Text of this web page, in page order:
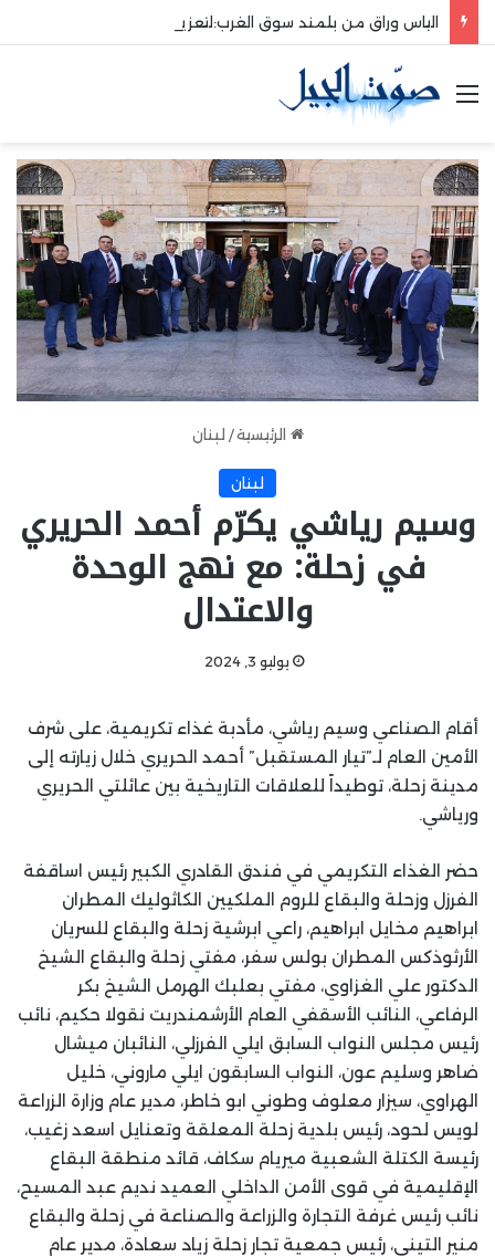
القائمة
الرئيسية / لبنان
لبنان
وسيم رياشي يكرّم أحمد الحريري
في زحلة: مع نهج الوحدة
والاعتدال
يوليو 3, 2024
أقام الصناعي وسيم رياشي، مأدبة غذاء تكريمية، على شرف
الأمين العام لـ”تيار المستقبل” أحمد الحريري خلال زيارته إلى
مدينة زحلة، توطيداً للعلاقات التاريخية بين عائلتي الحريري
ورياشي.
حضر الغذاء التكريمي في فندق القادري الكبير رئيس اساقفة
الفرزل وزحلة والبقاع للروم الملكيين الكاثوليك المطران
ابراهيم مخايل ابراهيم، راعي ابرشية زحلة والبقاع للسريان
الأرثوذكس المطران بولس سفر، مفتي زحلة والبقاع الشيخ
الدكتور علي الغزاوي، مفتي بعلبك الهرمل الشيخ بكر
الرفاعي، النائب الأسقفي العام الأرشمندريت نقولا حكيم، نائب
رئيس مجلس النواب السابق ايلي الفرزلي، النائبان ميشال
ضاهر وسليم عون، النواب السابقون ايلي ماروني، خليل
الهراوي، سيزار معلوف وطوني ابو خاطر، مدير عام وزارة الزراعة
لويس لحود، رئيس بلدية زحلة المعلقة وتعنايل اسعد زغيب،
رئيسة الكتلة الشعبية ميريام سكاف، قائد منطقة البقاع
الإقليمية في قوى الأمن الداخلي العميد نديم عبد المسيح،
نائب رئيس غرفة التجارة والزراعة والصناعة في زحلة والبقاع
منير التيني، رئيس جمعية تجار زحلة زياد سعادة، مدير عام